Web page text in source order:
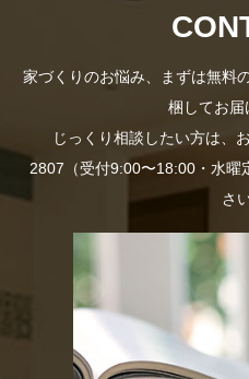
家づくりのお悩み、まずは無料
梱してお届
じっくり相談したい方は、
2807（受付9:00〜18:00・水曜
さ